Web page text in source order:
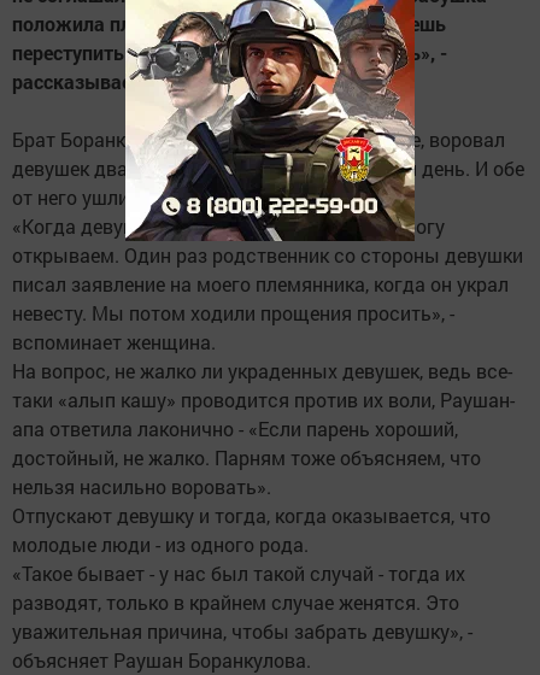
положила платок на порог, мол, если сможешь
переступить - уходи. Тогда невеста осталась», -
рассказывает Раушан-апа.
Брат Боранкуловой, который живет в Астане, воровал
девушек дважды, причем с разницей в один день. И обе
от него ушли.
«Когда девушке не по душе - не держим, дорогу
открываем. Один раз родственник со стороны девушки
писал заявление на моего племянника, когда он украл
невесту. Мы потом ходили прощения просить», -
вспоминает женщина.
На вопрос, не жалко ли украденных девушек, ведь все-
таки «алып кашу» проводится против их воли, Раушан-
апа ответила лаконично - «Если парень хороший,
достойный, не жалко. Парням тоже объясняем, что
нельзя насильно воровать».
Отпускают девушку и тогда, когда оказывается, что
молодые люди - из одного рода.
«Такое бывает - у нас был такой случай - тогда их
разводят, только в крайнем случае женятся. Это
уважительная причина, чтобы забрать девушку», -
объясняет Раушан Боранкулова.